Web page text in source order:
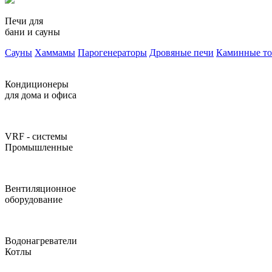
Печи для
бани и сауны
Сауны Хаммамы Парогенераторы Дровяные печи Каминные
Кондиционеры
для дома и офиса
VRF - системы
Промышленные
Вентиляционное
оборудование
Водонагреватели
Котлы